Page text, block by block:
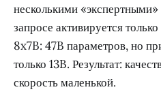
несколькими
запросе активируется
8x7B: 47B параметров, но
только 13B. Результат:
скорость маленькой.